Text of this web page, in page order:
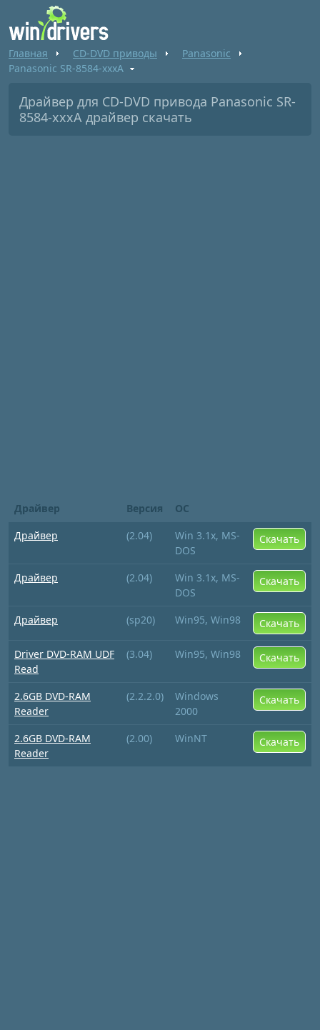
Главная CD-DVD приводы
Panasonic
Panasonic SR-8584-xxxA
Драйвер для CD-DVD привода Panasonic SR-
8584-xxxA драйвер скачать
Драйвер Версия
ОС
Драйвер
(2.04)
Win 3.1x, MS-
DOS
Скачать
Драйвер (2.04)
Win 3.1x, MS-
DOS
Скачать
Драйвер (sp20) Win95, Win98 Скачать
Driver DVD-RAM UDF
Read
(3.04) Win95, Win98 Скачать
2.6GB DVD-RAM
Reader
(2.2.2.0)
Windows
2000
Скачать
2.6GB DVD-RAM
Reader
(2.00) WinNT Скачать